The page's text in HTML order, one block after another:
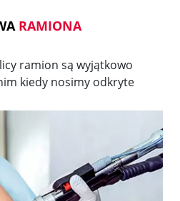
RAMIONA
ramion są wyjątkowo
kiedy nosimy odkryte